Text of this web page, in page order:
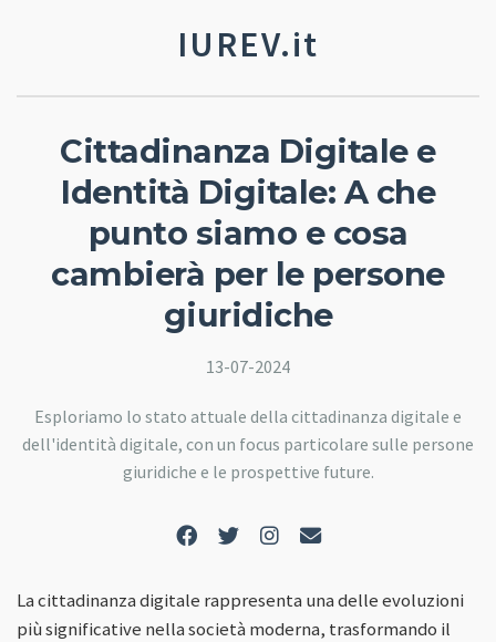
IUREV.it
Cittadinanza Digitale e
Identità Digitale: A che
punto siamo e cosa
cambierà per le persone
giuridiche
13-07-2024
Esploriamo lo stato attuale della cittadinanza digitale e
dell'identità digitale, con un focus particolare sulle persone
giuridiche e le prospettive future.
La cittadinanza digitale rappresenta una delle evoluzioni
più significative nella società moderna, trasformando il